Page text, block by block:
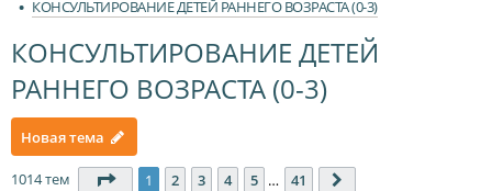
КОНСУЛЬТИРОВАНИЕ ДЕТЕЙ РАННЕГО ВОЗРАСТА (0-3)
КОНСУЛЬТИРОВАНИЕ ДЕТЕЙ
РАННЕГО ВОЗРАСТА (0-3)
Новая тема
1014 тем Страница 1из 41
1 2 3 4 5 … 41